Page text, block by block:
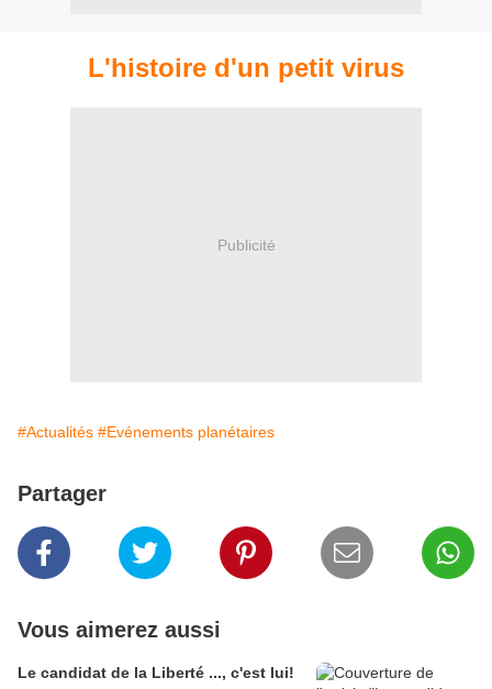
L'histoire d'un petit virus
Publicité
#Actualités #Evénements planétaires
Partager
Vous aimerez aussi
Le candidat de la Liberté ..., c'est lui!